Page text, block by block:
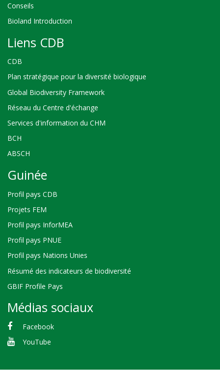
Conseils
Bioland Introduction
Liens CDB
CDB
Plan stratégique pour la diversité biologique
Global Biodiversity Framework
Réseau du Centre d'échange
Services d'information du CHM
BCH
ABSCH
Guinée
Profil pays CDB
Projets FEM
Profil pays InforMEA
Profil pays PNUE
Profil pays Nations Unies
Résumé des indicateurs de biodiversité
GBIF Profile Pays
Médias sociaux
Facebook
YouTube